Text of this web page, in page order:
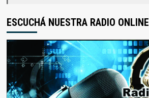
ESCUCHÁ NUESTRA RADIO ONLINE